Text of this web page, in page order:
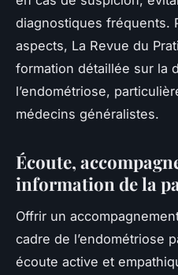
diagnostiques fréquents.
aspects, La Revue du
formation détaillée sur la
l’endométriose,
médecins généralistes.
Écoute,
information de la
Offrir un
cadre de l’endométriose
écoute active et